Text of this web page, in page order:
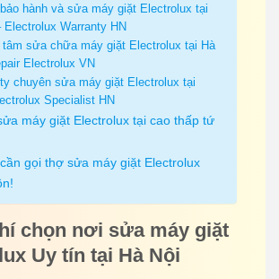
hành và sửa máy giặt Electrolux tại
Electrolux Warranty HN
tâm sửa chữa máy giặt Electrolux tại Hà
Electrolux VN
chuyên sửa máy giặt Electrolux tại
Specialist HN
máy giặt Electrolux tại cao thấp tứ
gọi thợ sửa máy giặt Electrolux
chọn nơi sửa máy giặt
Uy tín tại Hà Nội